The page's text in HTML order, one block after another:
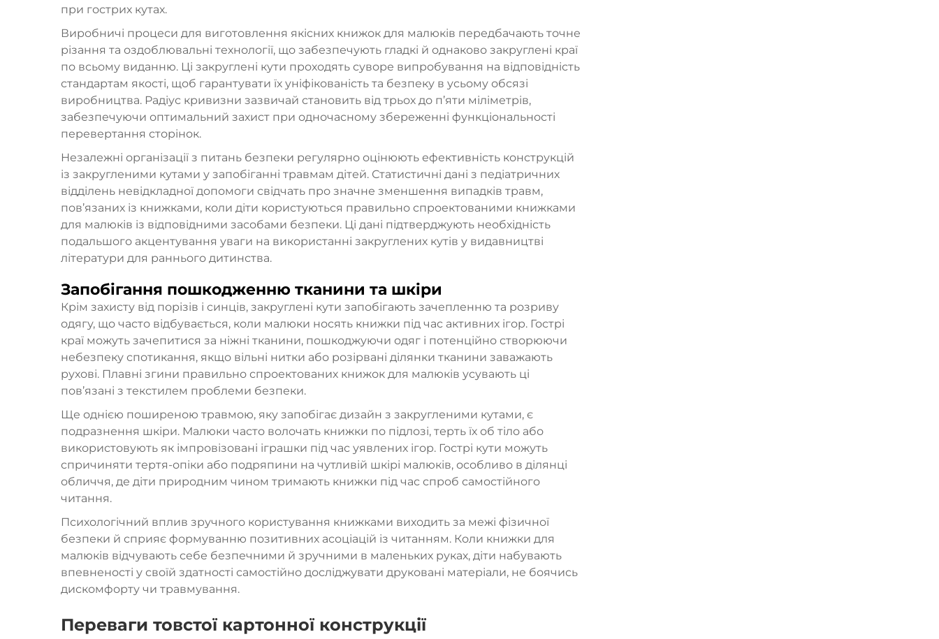
при гострих кутах.
Виробничі процеси для виготовлення якісних книжок для малюків передбачають точне
різання та оздоблювальні технології, що забезпечують гладкі й однаково закруглені краї
по всьому виданню. Ці закруглені кути проходять суворе випробування на відповідність
стандартам якості, щоб гарантувати їх уніфікованість та безпеку в усьому обсязі
виробництва. Радіус кривизни зазвичай становить від трьох до п’яти міліметрів,
забезпечуючи оптимальний захист при одночасному збереженні функціональності
перевертання сторінок.
Незалежні організації з питань безпеки регулярно оцінюють ефективність конструкцій
із закругленими кутами у запобіганні травмам дітей. Статистичні дані з педіатричних
відділень невідкладної допомоги свідчать про значне зменшення випадків травм,
пов’язаних із книжками, коли діти користуються правильно спроектованими книжками
для малюків із відповідними засобами безпеки. Ці дані підтверджують необхідність
подальшого акцентування уваги на використанні закруглених кутів у видавництві
літератури для раннього дитинства.
Запобігання пошкодженню тканини та шкіри
Крім захисту від порізів і синців, закруглені кути запобігають зачепленню та розриву
одягу, що часто відбувається, коли малюки носять книжки під час активних ігор. Гострі
краї можуть зачепитися за ніжні тканини, пошкоджуючи одяг і потенційно створюючи
небезпеку спотикання, якщо вільні нитки або розірвані ділянки тканини заважають
рухові. Плавні згини правильно спроектованих книжок для малюків усувають ці
пов’язані з текстилем проблеми безпеки.
Ще однією поширеною травмою, яку запобігає дизайн з закругленими кутами, є
подразнення шкіри. Малюки часто волочать книжки по підлозі, терть їх об тіло або
використовують як імпровізовані іграшки під час уявлених ігор. Гострі кути можуть
спричиняти тертя-опіки або подряпини на чутливій шкірі малюків, особливо в ділянці
обличчя, де діти природним чином тримають книжки під час спроб самостійного
читання.
Психологічний вплив зручного користування книжками виходить за межі фізичної
безпеки й сприяє формуванню позитивних асоціацій із читанням. Коли книжки для
малюків відчувають себе безпечними й зручними в маленьких руках, діти набувають
впевненості у своїй здатності самостійно досліджувати друковані матеріали, не боячись
дискомфорту чи травмування.
Переваги товстої картонної конструкції